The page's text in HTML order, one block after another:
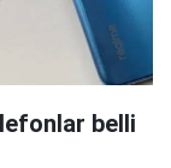
belli